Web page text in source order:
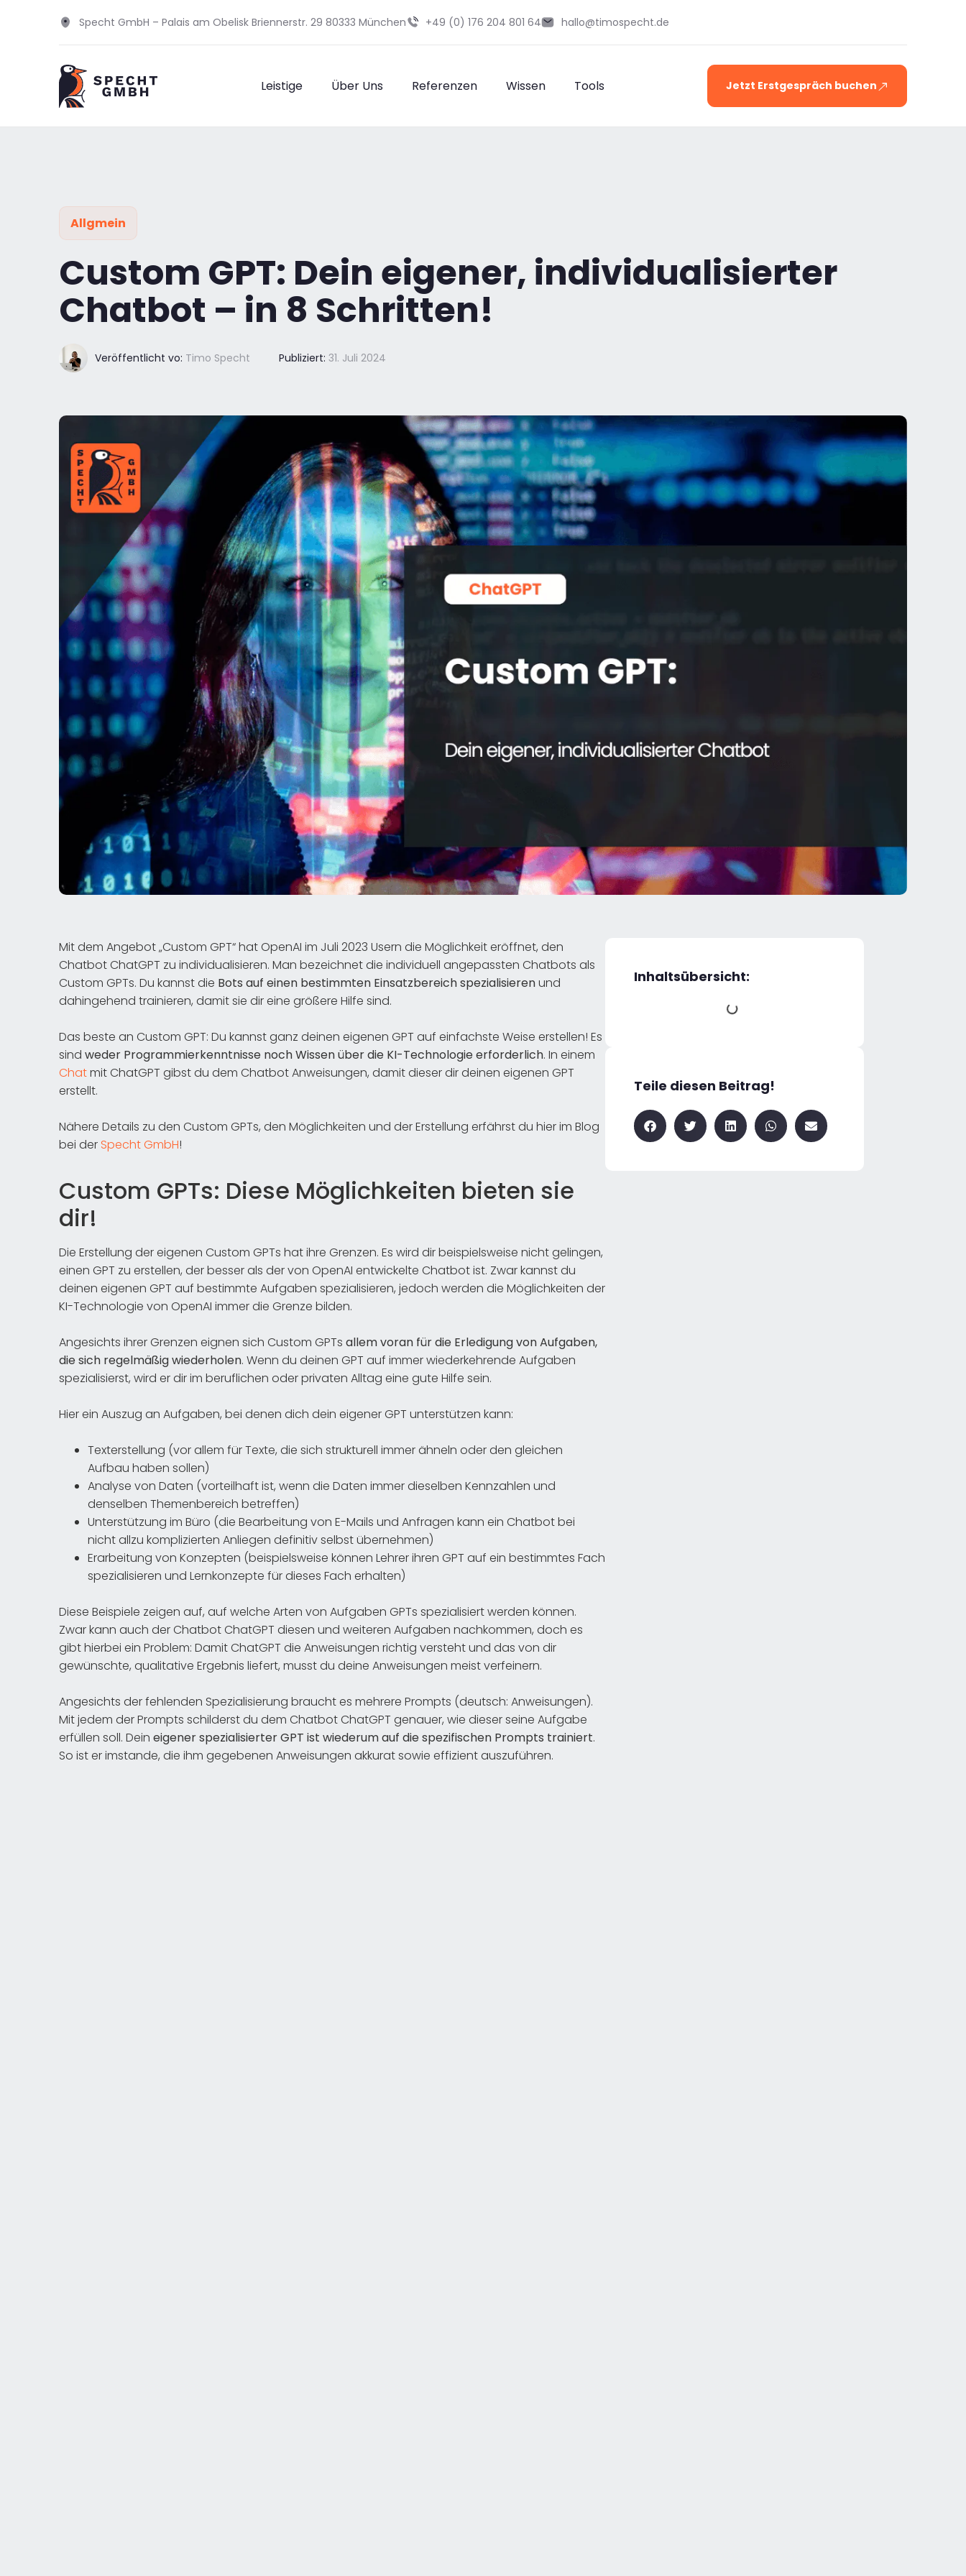
Specht GmbH – Palais am Obelisk Briennerstr. 29 80333 München +49 (0) 176 204 801 64 hallo@timospecht.de
Leistige Über Uns Referenzen Wissen Tools Jetzt Erstgespräch buchen
Allgmein
Custom GPT: Dein eigener, individualisierter
Chatbot – in 8 Schritten!
Veröffentlicht vo: Timo Specht Publiziert: 31. Juli 2024
Mit dem Angebot „Custom GPT“ hat OpenAI im Juli 2023 Usern die Möglichkeit eröffnet, den
Chatbot ChatGPT zu individualisieren. Man bezeichnet die individuell angepassten Chatbots als
Custom GPTs. Du kannst die Bots auf einen bestimmten Einsatzbereich spezialisierenund
dahingehend trainieren, damit sie dir eine größere Hilfe sind.
Das beste an Custom GPT: Du kannst ganz deinen eigenen GPT auf einfachste Weise erstellen! Es
sind weder Programmierkenntnisse noch Wissen über die KI-Technologie erforderlich. In einem
Chatmit ChatGPT gibst du dem Chatbot Anweisungen, damit dieser dir deinen eigenen GPT
erstellt.
Nähere Details zu den Custom GPTs, den Möglichkeiten und der Erstellung erfährst du hier im Blog
bei der Specht GmbH!
Custom GPTs: Diese Möglichkeiten bieten sie
dir!
Die Erstellung der eigenen Custom GPTs hat ihre Grenzen. Es wird dir beispielsweise nicht gelingen,
einen GPT zu erstellen, der besser als der von OpenAI entwickelte Chatbot ist. Zwar kannst du
deinen eigenen GPT auf bestimmte Aufgaben spezialisieren, jedoch werden die Möglichkeiten der
KI-Technologie von OpenAI immer die Grenze bilden.
Angesichts ihrer Grenzen eignen sich Custom GPTs allem voran für die Erledigung von Aufgaben,
die sich regelmäßig wiederholen. Wenn du deinen GPT auf immer wiederkehrende Aufgaben
spezialisierst, wird er dir im beruflichen oder privaten Alltag eine gute Hilfe sein.
Hier ein Auszug an Aufgaben, bei denen dich dein eigener GPT unterstützen kann:
Texterstellung (vor allem für Texte, die sich strukturell immer ähneln oder den gleichen
Aufbau haben sollen)
Analyse von Daten (vorteilhaft ist, wenn die Daten immer dieselben Kennzahlen und
denselben Themenbereich betreffen)
Unterstützung im Büro (die Bearbeitung von E-Mails und Anfragen kann ein Chatbot bei
nicht allzu komplizierten Anliegen definitiv selbst übernehmen)
Erarbeitung von Konzepten (beispielsweise können Lehrer ihren GPT auf ein bestimmtes Fach
spezialisieren und Lernkonzepte für dieses Fach erhalten)
Diese Beispiele zeigen auf, auf welche Arten von Aufgaben GPTs spezialisiert werden können.
Zwar kann auch der Chatbot ChatGPT diesen und weiteren Aufgaben nachkommen, doch es
gibt hierbei ein Problem: Damit ChatGPT die Anweisungen richtig versteht und das von dir
gewünschte, qualitative Ergebnis liefert, musst du deine Anweisungen meist verfeinern.
Angesichts der fehlenden Spezialisierung braucht es mehrere Prompts (deutsch: Anweisungen).
Mit jedem der Prompts schilderst du dem Chatbot ChatGPT genauer, wie dieser seine Aufgabe
erfüllen soll. Dein eigener spezialisierter GPT ist wiederum auf die spezifischen Prompts trainiert.
So ist er imstande, die ihm gegebenen Anweisungen akkurat sowie effizient auszuführen.
Inhaltsübersicht:
Teile diesen Beitrag!